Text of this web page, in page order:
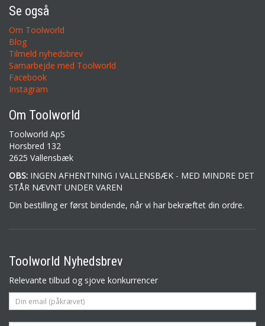
Se også
Om Toolworld
Blog
Tilmeld nyhedsbrev
Samarbejde med Toolworld
Facebook
Instagram
Om Toolworld
Toolworld ApS
Horsbred 132
2625 Vallensbæk
OBS: INGEN AFHENTNING I VALLENSBÆK - MED MINDRE DET
STÅR NÆVNT UNDER VAREN
Din bestilling er først bindende, når vi har bekræftet din ordre.
Toolworld Nyhedsbrev
Relevante tilbud og sjove konkurrencer